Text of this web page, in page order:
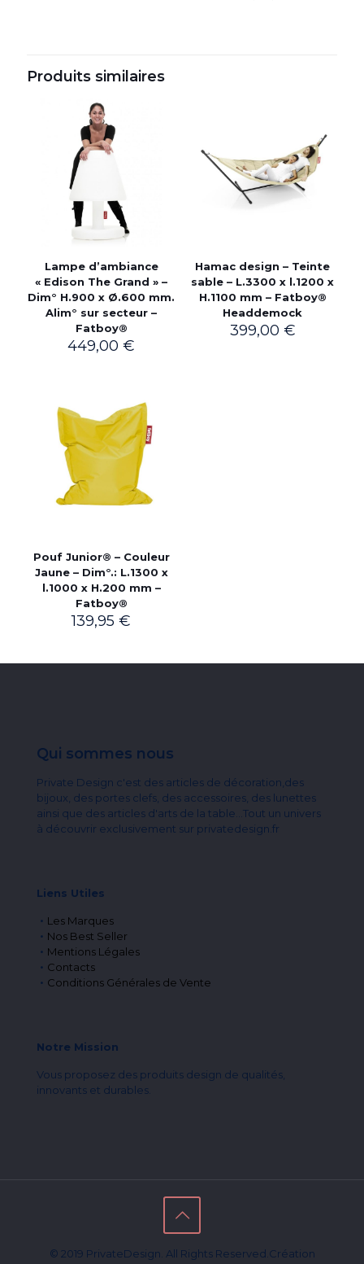
Produits similaires
Lampe d’ambiance
« Edison The Grand » –
Dim° H.900 x Ø.600 mm.
Alim° sur secteur –
Fatboy®
449,00€
Hamac design – Teinte
sable – L.3300 x l.1200 x
H.1100 mm – Fatboy®
Headdemock
399,00 €
Pouf Junior® – Couleur
Jaune – Dim°.: L.1300 x
l.1000 x H.200 mm –
Fatboy®
139,95€
Qui sommes nous
Private Design c'est des articles de décoration,des
bijoux, des portes clefs, des accessoires, des lunettes
ainsi que des articles d'arts de la table...Tout un univers
à découvrir exclusivement sur privatedesign.fr
Liens Utiles
Les Marques
Nos Best Seller
Mentions Légales
Contacts
Conditions Générales de Vente
Notre Mission
Vous proposez des produits design de qualités,
innovants et durables.
© 2019 PrivateDesign. All Rights Reserved.Création